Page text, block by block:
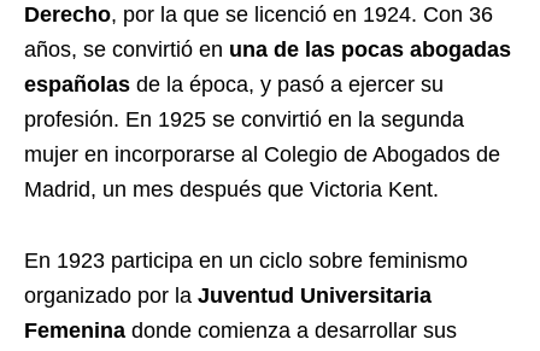
Derecho, por la que se licenció en 1924. Con 36
años, se convirtió en una de las pocas abogadas
españolas de la época, y pasó a ejercer su
profesión. En 1925 se convirtió en la segunda
mujer en incorporarse al Colegio de Abogados de
Madrid, un mes después que Victoria Kent.
En 1923 participa en un ciclo sobre feminismo
organizado por la Juventud Universitaria
Femenina donde comienza a desarrollar sus